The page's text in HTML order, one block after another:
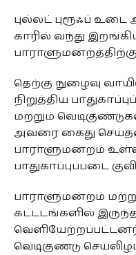
புல்லட் புரூஃப்
காரில் வந்து
தெற்கு நுழைவு
நிறுத்திய
மற்றும்
அவரை கைது
பாராளுமன்றம் உள்ள
பாதுகாப்புப்படை
பாராளுமன்றம்
கட்டடங்களில்
வெடிகுண்டு